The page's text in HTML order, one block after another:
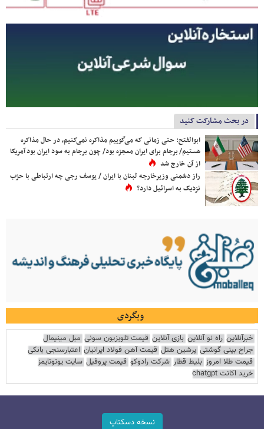
در بحث مشارکت کنید
ابوالفتح: حتی زمانی که می‌گوییم مذاکره نمی‌کنیم، در حال مذاکره
هستیم/ برجام برای ایران معجزه بود/ چون برجام به سود ایران بود آمریکا
از آن خارج شد
راز دشمنی وزیرخارجه لبنان با ایران / یوسف رجی چه ارتباطی با حزب
نزدیک به اسرائیل دارد؟
وبگردی
خبرآنلاین راه نو آنلاین بازی آنلاین قیمت تلویزیون سونی مبل مینیمال
جراح بینی گوشتی پرشین هتل قیمت آهن فولاد ایرانیان اعتبارسنجی بانکی
قیمت طلا امروز بلیط قطار شرکت رادوکو قیمت پروفیل سایت یوتوتایمز
خرید اکانت chatgpt
نسخه دسکتاپ